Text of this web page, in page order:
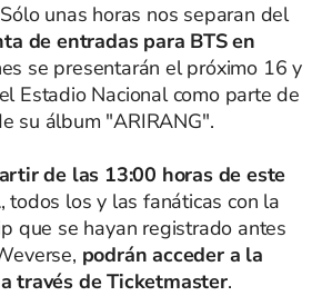
unas horas nos separan del
de entradas para BTS en
se presentarán el próximo 16 y
Estadio Nacional como parte de
su álbum "ARIRANG".
de las 13:00 horas de este
, todos los y las fanáticas con la
que se hayan registrado antes
podrán acceder a la
través de Ticketmaster.